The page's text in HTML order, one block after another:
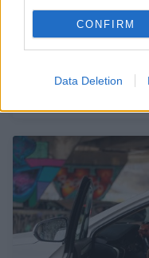
CONFIRM
Data Deletion
magiją kuria ir